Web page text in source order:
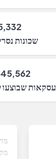
שכונות
עסקאות שבוצעו